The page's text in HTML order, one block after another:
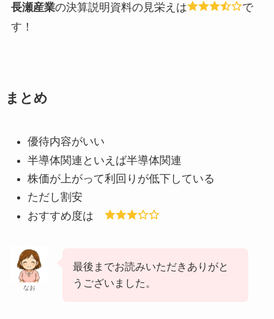
長瀬産業の決算説明資料の見栄えは
で
す！
まとめ
優待内容がいい
半導体関連といえば半導体関連
株価が上がって利回りが低下している
ただし割安
おすすめ度は
なお
最後までお読みいただきありがと
うございました。